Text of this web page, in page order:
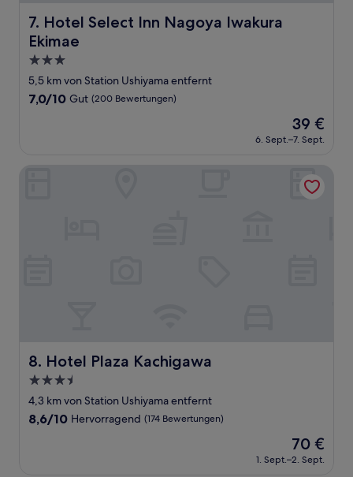
7. Hotel Select Inn Nagoya Iwakura
Ekimae
Hotel Select Inn Nagoya Iwakura Ekimae
3.0-
Sterne-
Unterkunft
5,5 km von Station Ushiyama entfernt
7.0
Bewertungen)
7,0/10 Gut (200 Bewertungen)
Der
Preis
beträgt
39 €
6. Sept.–7. Sept.
8. Hotel Plaza Kachigawa
Hotel Plaza Kachigawa
3.5-
Sterne-
Unterkunft
4,3 km von Station Ushiyama entfernt
8.6
8,6/10 Hervorragend (174 Bewertungen)
Der
Preis
beträgt
70 €
1. Sept.–2. Sept.